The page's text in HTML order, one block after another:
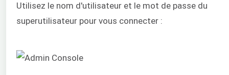
Utilisez le nom d'utilisateur et le mot de passe du
superutilisateur pour vous connecter :